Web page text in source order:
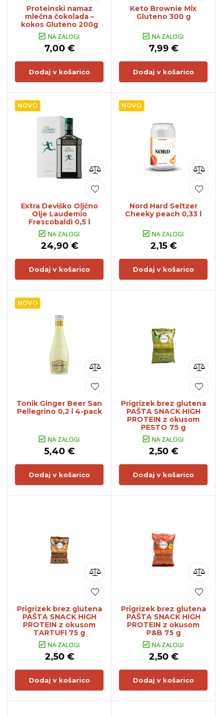
Proteinski namaz
mlečna čokolada –
kokos Gluteno 200g
NA ZALOGI
7,00 €
Dodaj v košarico
Keto Brownie Mix
Gluteno 300 g
NA ZALOGI
7,99 €
Dodaj v košarico
NOVO
Extra Deviško Oljčno
Olje Laudemio
Frescobaldi 0,5 l
NA ZALOGI
24,90 €
Dodaj v košarico
NOVO
Nord Hard Seltzer
Cheeky peach 0,33 l
NA ZALOGI
2,15 €
Dodaj v košarico
NOVO
Tonik Ginger Beer San
Pellegrino 0,2 l 4-pack
NA ZALOGI
5,40 €
Dodaj v košarico
Prigrizek brez glutena
PAŠTA SNACK HIGH
PROTEIN z okusom
PESTO 75 g
NA ZALOGI
2,50 €
Dodaj v košarico
Prigrizek brez glutena
PAŠTA SNACK HIGH
PROTEIN z okusom
TARTUFI 75 g
NA ZALOGI
2,50 €
Dodaj v košarico
Prigrizek brez glutena
PAŠTA SNACK HIGH
PROTEIN z okusom
P&B 75 g
NA ZALOGI
2,50 €
Dodaj v košarico